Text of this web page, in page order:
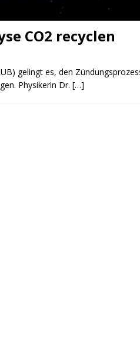
CO2 recyclen
gelingt es, den
Physikerin Dr. […]